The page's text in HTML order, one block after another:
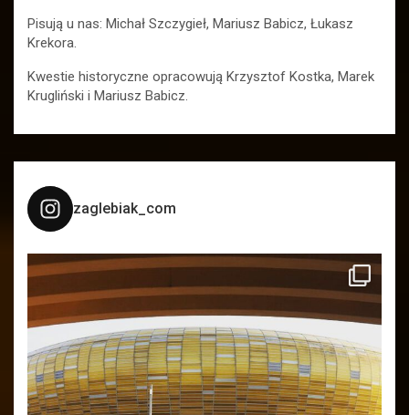
Pisują u nas: Michał Szczygieł, Mariusz Babicz, Łukasz
Krekora.
Kwestie historyczne opracowują Krzysztof Kostka, Marek
Krugliński i Mariusz Babicz.
zaglebiak_com